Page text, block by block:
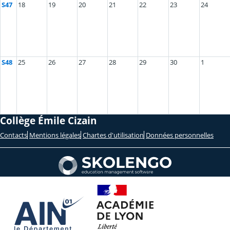
S47 18 19 20 21 22 23 24
S48 25 26 27 28 29 30 1
Collège Émile Cizain
Contacts Mentions légales Chartes d'utilisation Données personnelles